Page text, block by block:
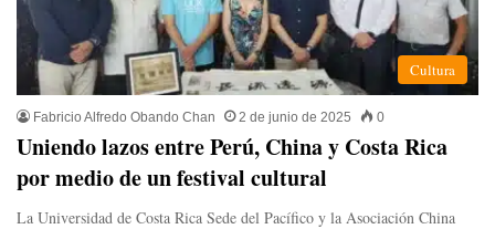
Cultura
Fabricio Alfredo Obando Chan 2 de junio de 2025 0
Uniendo lazos entre Perú, China y Costa Rica
por medio de un festival cultural
La Universidad de Costa Rica Sede del Pacífico y la Asociación China